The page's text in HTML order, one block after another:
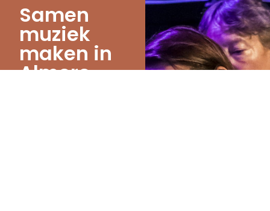
Samen
muziek
maken in
Almere